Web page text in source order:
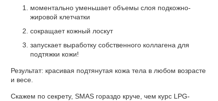
моментально уменьшает объемы слоя подкожно-
жировой клетчатки
сокращает кожный лоскут
запускает выработку собственного коллагена для
подтяжки кожи!
Результат: красивая подтянутая кожа тела в любом возрасте
и весе.
Скажем по секрету, SMAS гораздо круче, чем курс LPG-